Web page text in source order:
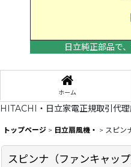
日立純正部品で
ホーム
HITACHI・日立家電正規取引代理
トップページ > 日立扇風機・ > スピン
スピンナ（ファンキャップ